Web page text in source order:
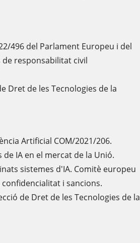
496 del Parlament Europeu i del
responsabilitat civil
Dret de les Tecnologies de la
Artificial COM/2021/206.
IA en el mercat de la Unió.
sistemes d'IA. Comitè europeu
i sancions.
de Dret de les Tecnologies de la